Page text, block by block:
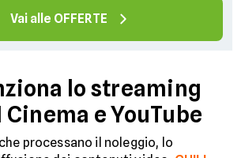
Vai alle OFFERTE
lo streaming
Cinema e YouTube
processano il noleggio, lo